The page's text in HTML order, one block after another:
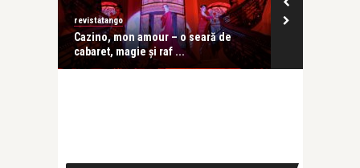
revistatango
Cazino, mon amour – o seară de
cabaret, magie și raf ...